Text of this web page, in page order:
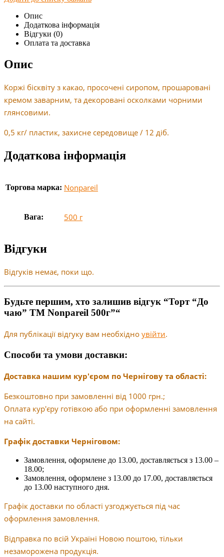
Опис
Додаткова інформація
Відгуки (0)
Оплата та доставка
Опис
Коржі бісквіту з какао, просочені сиропом, прошаровані
кремом заварним, та декоровані осколками чорними
глянсовими.
0,5 кг/ пластик, захисне середовище / 12 діб.
Додаткова інформація
Торгова марка: Nonpareil
Вага: 500 г
Відгуки
Відгуків немає, поки що.
Будьте першим, хто залишив відгук “Торт “До
чаю” ТМ Nonpareil 500г”“
Для публікації відгуку вам необхідно увійти.
Способи та умови доставки:
Доставка нашим кур'єром по Чернігову та області:
Безкоштовно при замовленні від 1000 грн.;
Оплата кур'єру готівкою або при оформленні замовлення
на сайті.
Графік доставки Черніговом:
Замовлення, оформлене до 13.00, доставляється з 13.00 –
18.00;
Замовлення, оформлене з 13.00 до 17.00, доставляється
до 13.00 наступного дня.
Графік доставки по області узгоджується під час
оформлення замовлення.
Відправка по всій Україні Новою поштою, тільки
незаморожена продукція.